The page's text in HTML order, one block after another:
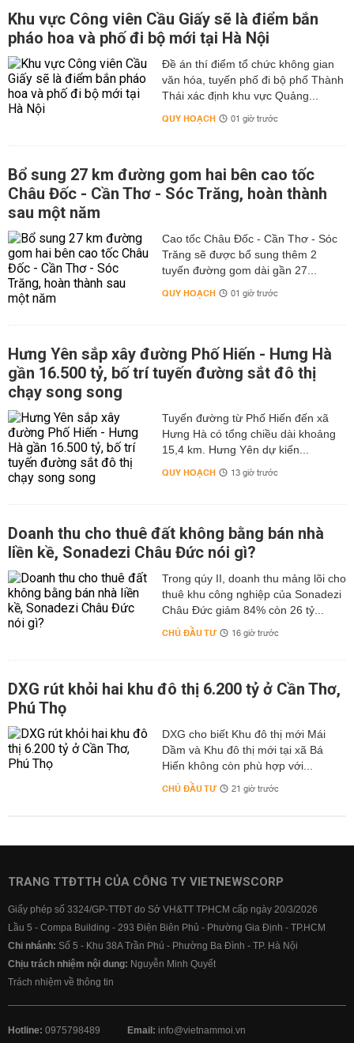
Khu vực Công viên Cầu Giấy sẽ là điểm bắn
pháo hoa và phố đi bộ mới tại Hà Nội
Đề án thí điểm tổ chức không gian
văn hóa, tuyến phố đi bộ phố Thành
Thái xác định khu vực Quảng...
QUY HOẠCH 01 giờ trước
Bổ sung 27 km đường gom hai bên cao tốc
Châu Đốc - Cần Thơ - Sóc Trăng, hoàn thành
sau một năm
Cao tốc Châu Đốc - Cần Thơ - Sóc
Trăng sẽ được bổ sung thêm 2
tuyến đường gom dài gần 27...
QUY HOẠCH 01 giờ trước
Hưng Yên sắp xây đường Phố Hiến - Hưng Hà
gần 16.500 tỷ, bố trí tuyến đường sắt đô thị
chạy song song
Tuyến đường từ Phố Hiến đến xã
Hưng Hà có tổng chiều dài khoảng
15,4 km. Hưng Yên dự kiến...
QUY HOẠCH 13 giờ trước
Doanh thu cho thuê đất không bằng bán nhà
liền kề, Sonadezi Châu Đức nói gì?
Trong qúy II, doanh thu mảng lõi cho
thuê khu công nghiệp của Sonadezi
Châu Đức giảm 84% còn 26 tỷ...
CHỦ ĐẦU TƯ 16 giờ trước
DXG rút khỏi hai khu đô thị 6.200 tỷ ở Cần Thơ,
Phú Thọ
DXG cho biết Khu đô thị mới Mái
Dầm và Khu đô thị mới tại xã Bá
Hiến không còn phù hợp với...
CHỦ ĐẦU TƯ 21 giờ trước
TRANG TTĐTTH CỦA CÔNG TY VIETNEWSCORP
Giấy phép số 3324/GP-TTĐT do Sở VH&TT TPHCM cấp ngày 20/3/2026
Lầu 5 - Compa Building - 293 Điện Biên Phủ - Phường Gia Định - TP.HCM
Chi nhánh: Số 5 - Khu 38A Trần Phú - Phường Ba Đình - TP. Hà Nội
Chịu trách nhiệm nội dung: Nguyễn Minh Quyết
Trách nhiệm về thông tin
Hotline: 0975798489 Email: info@vietnammoi.vn